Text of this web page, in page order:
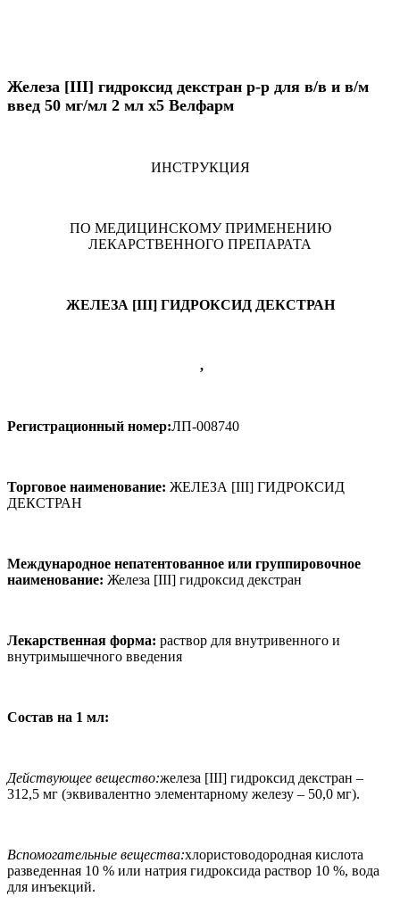
Железа [III] гидроксид декстран р-р для в/в и в/м
введ 50 мг/мл 2 мл x5 Велфарм
ИНСТРУКЦИЯ
ПО МЕДИЦИНСКОМУ ПРИМЕНЕНИЮ
ЛЕКАРСТВЕННОГО ПРЕПАРАТА
ЖЕЛЕЗА [III] ГИДРОКСИД ДЕКСТРАН
,
Регистрационный номер:ЛП-008740
Торговое наименование: ЖЕЛЕЗА [III] ГИДРОКСИД
ДЕКСТРАН
Международное непатентованное или группировочное
наименование: Железа [III] гидроксид декстран
Лекарственная форма: раствор для внутривенного и
внутримышечного введения
Состав на 1 мл:
Действующее вещество:железа [III] гидроксид декстран –
312,5 мг (эквивалентно элементарному железу – 50,0 мг).
Вспомогательные вещества:хлористоводородная кислота
разведенная 10 % или натрия гидроксида раствор 10 %, вода
для инъекций.